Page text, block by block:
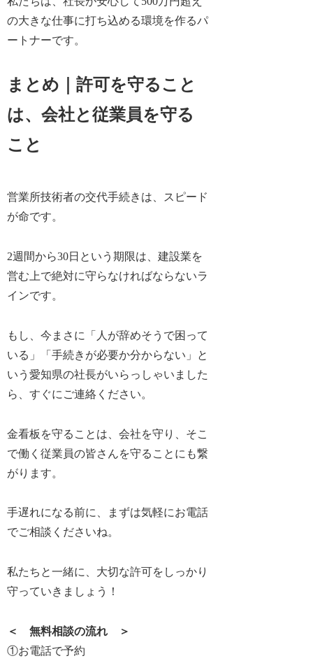
の大きな仕事に打ち込める環境を作るパ
ートナーです。
まとめ｜許可を守ること
は、会社と従業員を守る
こと
営業所技術者の交代手続きは、スピード
が命です。
2週間から30日という期限は、建設業を
営む上で絶対に守らなければならないラ
インです。
もし、今まさに
「人が辞めそうで困って
いる」「手続きが必要か分からない」
と
いう愛知県の社長がいらっしゃいました
ら、すぐにご連絡ください。
金看板を守ることは、会社を守り、そこ
で働く従業員の皆さんを守ることにも繋
がります。
手遅れになる前に、まずは気軽にお電話
でご相談くださいね。
私たちと一緒に、大切な許可をしっかり
守っていきましょう！
＜ 無料相談の流れ ＞
①お電話で予約